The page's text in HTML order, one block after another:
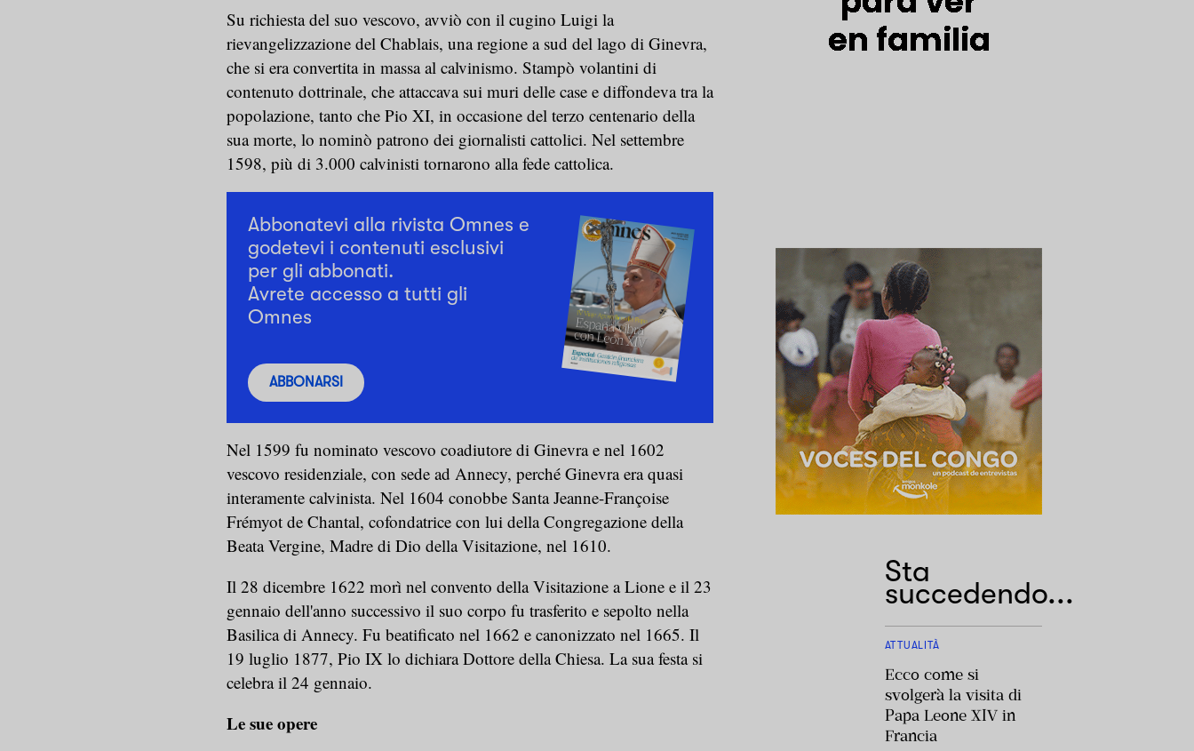
Su richiesta del suo vescovo, avviò con il cugino Luigi la
rievangelizzazione del Chablais, una regione a sud del lago di Ginevra,
che si era convertita in massa al calvinismo. Stampò volantini di
contenuto dottrinale, che attaccava sui muri delle case e diffondeva tra la
popolazione, tanto che Pio XI, in occasione del terzo centenario della
sua morte, lo nominò patrono dei giornalisti cattolici. Nel settembre
1598, più di 3.000 calvinisti tornarono alla fede cattolica.
Abbonatevi alla rivista Omnes e
godetevi i contenuti esclusivi
per gli abbonati.
Avrete accesso a tutti gli
Omnes
ABBONARSI
Nel 1599 fu nominato vescovo coadiutore di Ginevra e nel 1602
vescovo residenziale, con sede ad Annecy, perché Ginevra era quasi
interamente calvinista. Nel 1604 conobbe Santa Jeanne-Françoise
Frémyot de Chantal, cofondatrice con lui della Congregazione della
Beata Vergine, Madre di Dio della Visitazione, nel 1610.
Il 28 dicembre 1622 morì nel convento della Visitazione a Lione e il 23
gennaio dell'anno successivo il suo corpo fu trasferito e sepolto nella
Basilica di Annecy. Fu beatificato nel 1662 e canonizzato nel 1665. Il
19 luglio 1877, Pio IX lo dichiara Dottore della Chiesa. La sua festa si
celebra il 24 gennaio.
Le sue opere
Sta
succedendo...
ATTUALITÀ
Ecco come si
svolgerà la visita di
Papa Leone XIV in
Francia